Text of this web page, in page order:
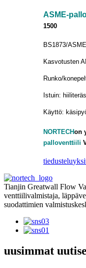
ASME-
1500
BS1873/
Kasvotusten
Runko/
Istuin:
Käyttö:
NORTECHon
palloventtiili
tiedustelu
Tianjin Greatwall Flow
venttiilivalmistaja,
suodattimien
uusimmat